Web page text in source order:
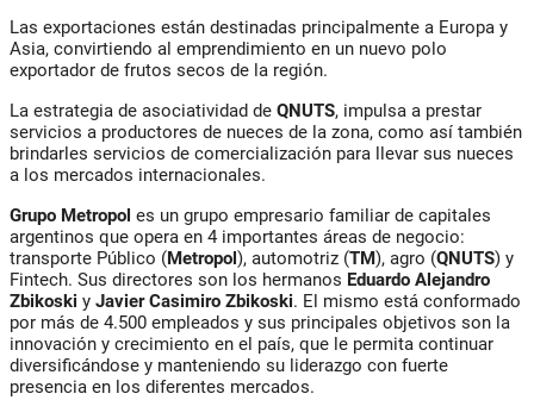
Las exportaciones están destinadas principalmente a Europa y
Asia, convirtiendo al emprendimiento en un nuevo polo
exportador de frutos secos de la región.
La estrategia de asociatividad de QNUTS, impulsa a prestar
servicios a productores de nueces de la zona, como así también
brindarles servicios de comercialización para llevar sus nueces
a los mercados internacionales.
Grupo Metropol es un grupo empresario familiar de capitales
argentinos que opera en 4 importantes áreas de negocio:
transporte Público (Metropol), automotriz (TM), agro (QNUTS) y
Fintech. Sus directores son los hermanos Eduardo Alejandro
Zbikoski y JavierCasimiro Zbikoski. El mismo está conformado
por más de 4.500 empleados y sus principales objetivos son la
innovación y crecimiento en el país, que le permita continuar
diversificándose y manteniendo su liderazgo con fuerte
presencia en los diferentes mercados.